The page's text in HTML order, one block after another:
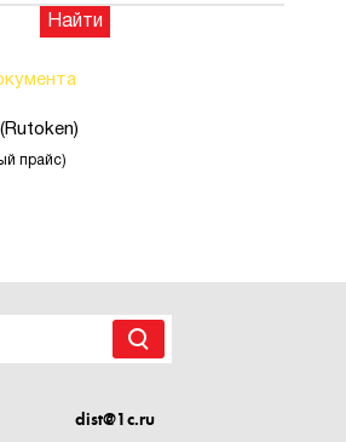
Найти
прайс)
dist@1c.ru